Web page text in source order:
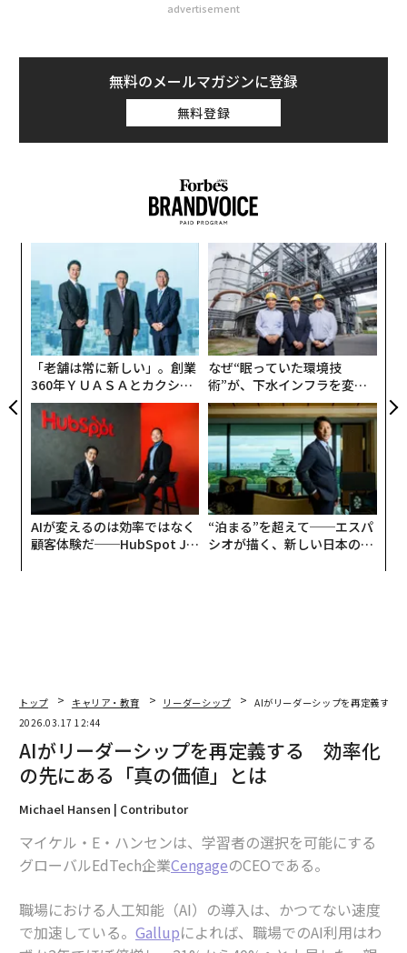
advertisement
無料のメールマガジンに登録
無料登録
「老舗は常に新しい」。創業
360年ＹＵＡＳＡとカクシン
CEO田尻望が語る、AIを超え
る人の価値
なぜ“眠っていた環境技
術”が、下水インフラを変え
たのか──産総研×月島JFE
アクアソリューションの10年
AIが変えるのは効率ではなく
顧客体験だ──HubSpot Ja
“泊まる”を超えて──エスパ
シオが描く、新しい日本のラ
トップ キャリア・教育 リーダーシップ
AIがリーダーシップを再定義す
2026.03.17 12:44
AIがリーダーシップを再定義する 効率化
の先にある「真の価値」とは
Michael Hansen | Contributor
マイケル・E・ハンセンは、学習者の選択を可能にする
グローバルEdTech企業CengageのCEOである。
職場における人工知能（AI）の導入は、かつてない速度
で加速している。 Gallupによれば、職場でのAI利用はわ